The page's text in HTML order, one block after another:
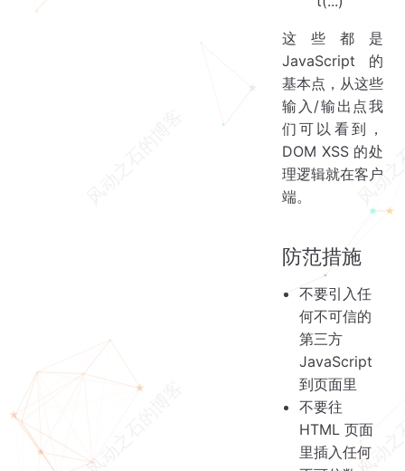
这些都是
JavaScript 的
基本点，从这些
输入/输出点我
们可以看到，
DOM XSS 的处
理逻辑就在客户
端。
防范措施
不要引入任
何不可信的
第三方
JavaScript
到页面里
不要往
HTML 页面
里插入任何